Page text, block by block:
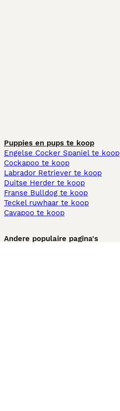
Puppies en pups te koop
Engelse Cocker Spaniel te koop
Cockapoo te koop
Labrador Retriever te koop
Duitse Herder te koop
Franse Bulldog te koop
Teckel ruwhaar te koop
Cavapoo te koop
Andere populaire pagina's